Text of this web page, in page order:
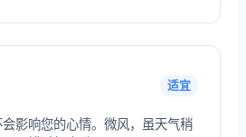
适宜
影响您的心情。微风，虽天气稍